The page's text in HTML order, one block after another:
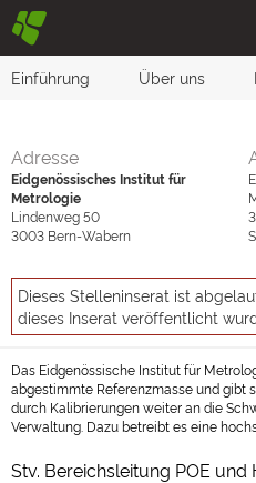
§
Einführung Über uns
Adresse
Eidgenössisches Institut für
Metrologie
Lindenweg 50
3003 Bern-Wabern
Dieses Stelleninserat ist
dieses Inserat veröffentlicht
Das Eidgenössische Institut für
abgestimmte Referenzmasse und gibt
durch Kalibrierungen weiter an die
Verwaltung. Dazu betreibt es eine
Stv. Bereichsleitung POE und